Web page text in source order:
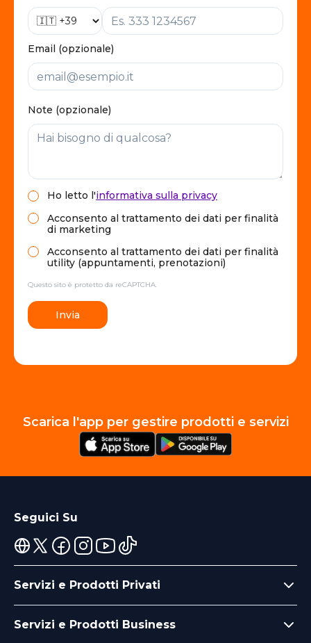
Email (opzionale)
Note (opzionale)
Ho letto l'informativa sulla privacy
Acconsento al trattamento dei dati per finalità
di marketing
Acconsento al trattamento dei dati per finalità
utility (appuntamenti, prenotazioni)
Questo sito è protetto da reCAPTCHA.
Invia
Scarica l'app per gestire prodotti e servizi
Seguici Su
Servizi e Prodotti Privati
Servizi e Prodotti Business